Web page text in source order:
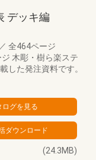
デッキ編
／ 全464ページ
木彫・樹ら楽ステ
した発注資料です。
(24.3MB)